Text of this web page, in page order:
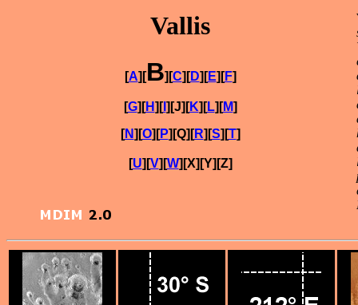
Vallis
[A][B][C][D][E][F]
[G][H][I][J][K][L][M]
[N][O][P][Q][R][S][T]
[U][V][W][X][Y][Z]